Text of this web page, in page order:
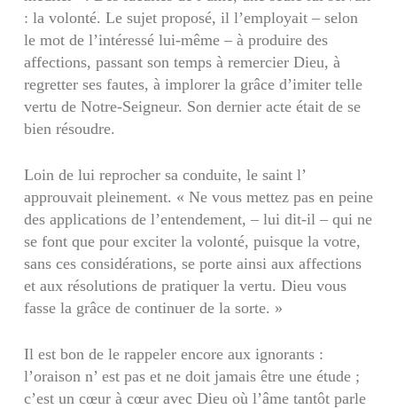
: la volonté. Le sujet proposé, il l’employait – selon
le mot de l’intéressé lui-même – à produire des
affections, passant son temps à remercier Dieu, à
regretter ses fautes, à implorer la grâce d’imiter telle
vertu de Notre-Seigneur. Son dernier acte était de se
bien résoudre.
Loin de lui reprocher sa conduite, le saint l’
approuvait pleinement. « Ne vous mettez pas en peine
des applications de l’entendement, – lui dit-il – qui ne
se font que pour exciter la volonté, puisque la votre,
sans ces considérations, se porte ainsi aux affections
et aux résolutions de pratiquer la vertu. Dieu vous
fasse la grâce de continuer de la sorte. »
Il est bon de le rappeler encore aux ignorants :
l’oraison n’ est pas et ne doit jamais être une étude ;
c’est un cœur à cœur avec Dieu où l’âme tantôt parle